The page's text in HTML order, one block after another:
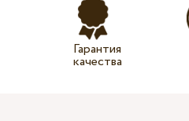
Гарантия
качества